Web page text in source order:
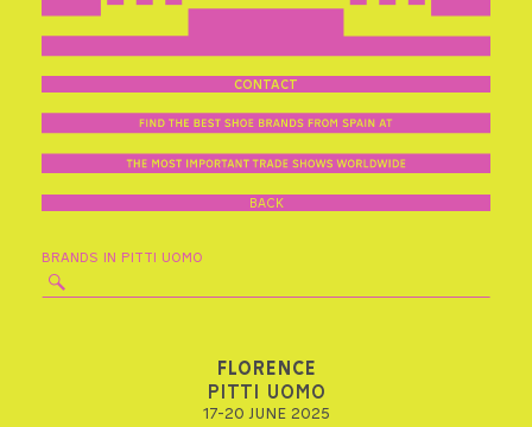
CONTACT
BACK
BRANDS IN PITTI UOMO
FLORENCE
PITTI UOMO
17-20 JUNE 2025